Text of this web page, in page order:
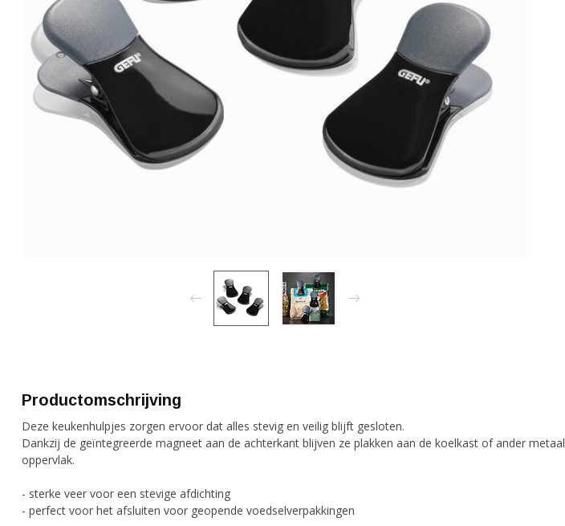
Productomschrijving
Deze keukenhulpjes zorgen ervoor dat alles stevig en veilig blijft gesloten.
Dankzij de geïntegreerde magneet aan de achterkant blijven ze plakken aan de koelkast of ander metaal
oppervlak.
- sterke veer voor een stevige afdichting
- perfect voor het afsluiten voor geopende voedselverpakkingen